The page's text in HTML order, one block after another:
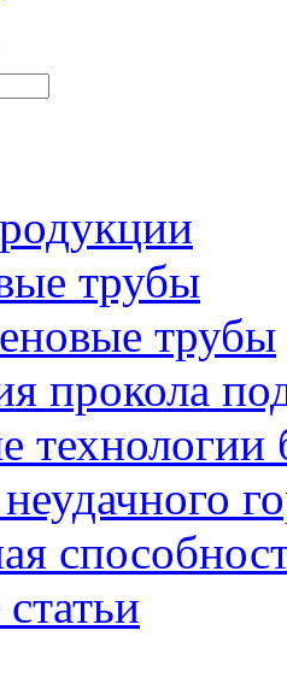
трубы
трубы
прокола
технологии